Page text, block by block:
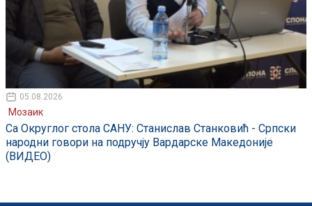
05.08.2026
Мозаик
Са Округлог стола САНУ: Станислав Станковић - Српски
народни говори на подручју Вардарске Македоније
(ВИДЕО)